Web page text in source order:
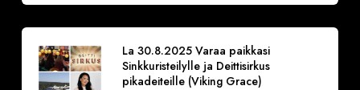
La 30.8.2025 Varaa paikkasi
Sinkkuristeilylle ja Deittisirkus
pikadeiteille (Viking Grace)